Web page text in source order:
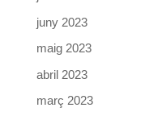
juny 2023
maig 2023
abril 2023
març 2023